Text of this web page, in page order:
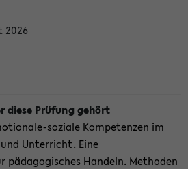
2026
soziale Kompetenzen im
Unterricht. Eine
pädagogisches Handeln. Methoden